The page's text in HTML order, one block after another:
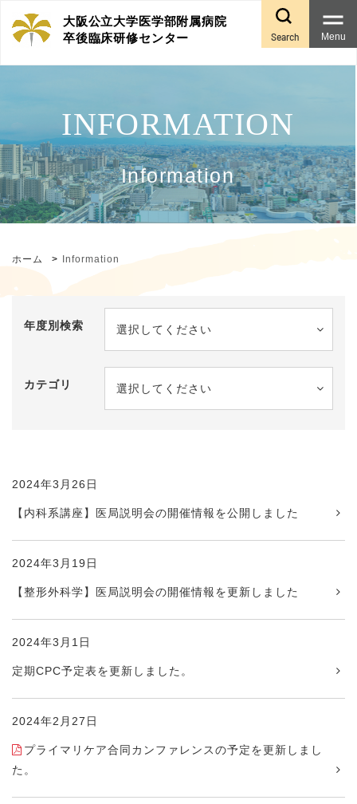
大阪公立大学医学部附属病院
卒後臨床研修センター
Search Menu
Information
ホーム Information
年度別検索 選択してください
カテゴリ 選択してください
2024年3月26日
【内科系講座】医局説明会の開催情報を公開しました
2024年3月19日
【整形外科学】医局説明会の開催情報を更新しました
2024年3月1日
定期CPC予定表を更新しました。
2024年2月27日
プライマリケア合同カンファレンスの予定を更新しまし
た。